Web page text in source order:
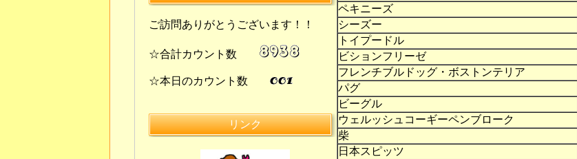
ペキニーズ
シーズー
トイプードル
ビションフリーゼ
フレンチブルドッグ・ボストンテリア
パグ
ビーグル
ウェルッシュコーギーペンブローク
柴
日本スピッツ
ご訪問ありがとうございます！！
☆合計カウント数
☆本日のカウント数
リンク